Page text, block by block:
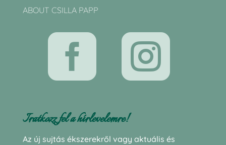
ABOUT CSILLA PAPP
 
Iratkozz fel a hírlevelemre!
Az új sujtás ékszerekről vagy aktuális és